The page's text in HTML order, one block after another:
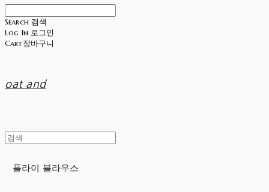
Search 검색
Log In 로그인
Cart장바구니
oat and
플라이 블라우스